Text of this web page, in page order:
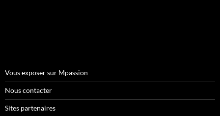
Vous exposer sur Mpassion
Nous contacter
Sites partenaires